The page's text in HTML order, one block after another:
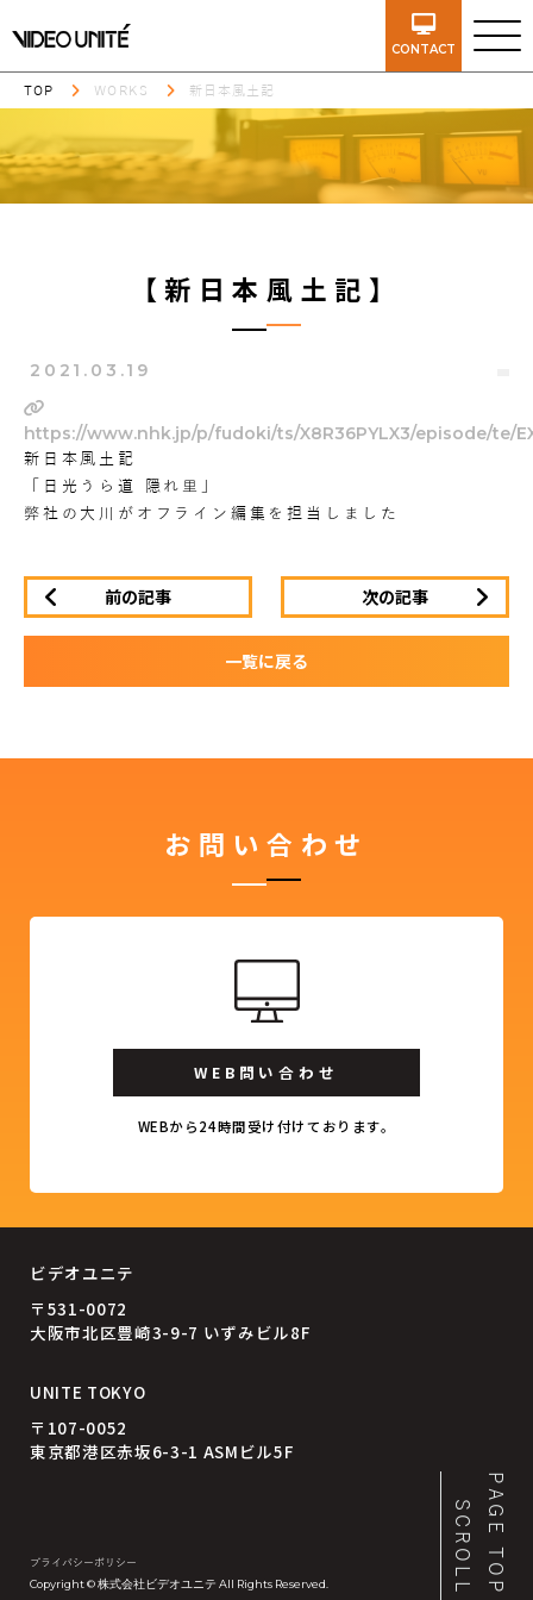
CONTACT
TOP WORKS 新日本風土記
【新日本風土記】
2021.03.19
https://www.nhk.jp/p/fudoki/ts/X8R36PYLX3/episode/te/
新日本風土記
「日光うら道 隠れ里」
弊社の大川がオフライン編集を担当しました
前の記事 次の記事
一覧に戻る
お問い合わせ
WEB問い合わせ
WEBから24時間受け付けております。
ビデオユニテ
〒531-0072
大阪市北区豊崎3-9-7 いずみビル8F
UNITE TOKYO
〒107-0052
東京都港区赤坂6-3-1 ASMビル5F
プライバシーポリシー
Copyright © 株式会社ビデオユニテ All Rights Reserved. SCROLLPAGE TOP